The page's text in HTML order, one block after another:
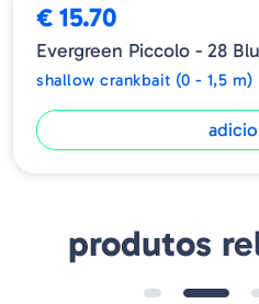
€ 15.70
Evergreen Piccolo - 28
shallow crankbait (0 - 1,5 m)
produtos